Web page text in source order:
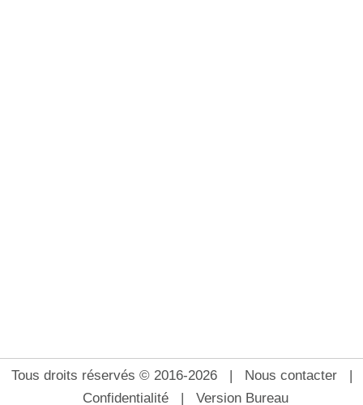
Tous droits réservés © 2016-2026 | Nous contacter|
Confidentialité | Version Bureau